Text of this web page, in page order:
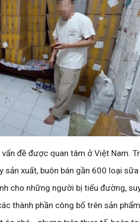
đề được quan tâm ở Việt Nam.
sản xuất, buôn bán gần 600 loại
cho những người bị tiểu đường,
thành phần công bố trên sản